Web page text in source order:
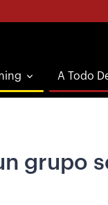
A Todo
grupo